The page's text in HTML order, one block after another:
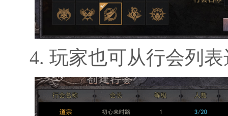
4. 玩家也可从行会列